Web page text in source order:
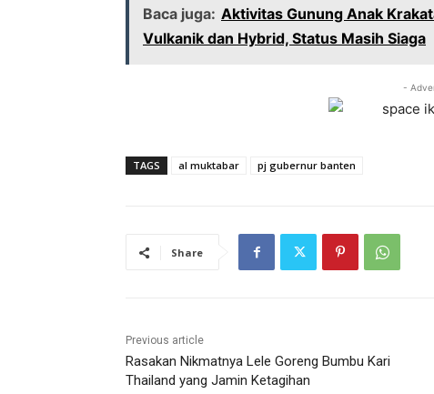
Baca juga: Aktivitas Gunung Anak
Vulkanik dan Hybrid, Status Masih Siaga
-
TAGS al muktabar pj gubernur banten
Share
Previous article
Rasakan Nikmatnya Lele Goreng Bumbu Kari
Thailand yang Jamin Ketagihan